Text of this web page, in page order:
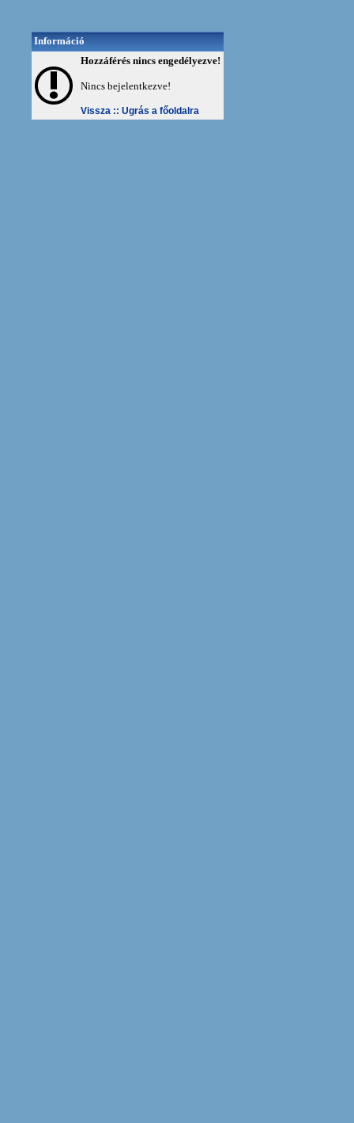
Információ
Hozzáférés nincs engedélyezve!
Nincs bejelentkezve!
Vissza :: Ugrás a főoldalra